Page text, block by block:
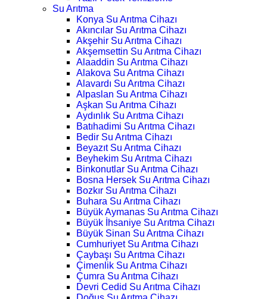
Su Arıtma
Konya Su Arıtma Cihazı
Akıncılar Su Arıtma Cihazı
Akşehir Su Arıtma Cihazı
Akşemsettin Su Arıtma Cihazı
Alaaddin Su Arıtma Cihazı
Alakova Su Arıtma Cihazı
Alavardı Su Arıtma Cihazı
Alpaslan Su Arıtma Cihazı
Aşkan Su Arıtma Cihazı
Aydınlık Su Arıtma Cihazı
Batıhadimi Su Arıtma Cihazı
Bedir Su Arıtma Cihazı
Beyazıt Su Arıtma Cihazı
Beyhekim Su Arıtma Cihazı
Binkonutlar Su Arıtma Cihazı
Bosna Hersek Su Arıtma Cihazı
Bozkır Su Arıtma Cihazı
Buhara Su Arıtma Cihazı
Büyük Aymanas Su Arıtma Cihazı
Büyük İhsaniye Su Arıtma Cihazı
Büyük Sinan Su Arıtma Cihazı
Cumhuriyet Su Arıtma Cihazı
Çaybaşı Su Arıtma Cihazı
Çimenlik Su Arıtma Cihazı
Çumra Su Arıtma Cihazı
Devri Cedid Su Arıtma Cihazı